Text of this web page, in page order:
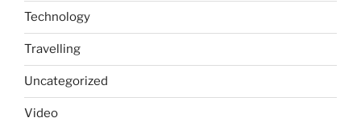
Technology
Travelling
Uncategorized
Video